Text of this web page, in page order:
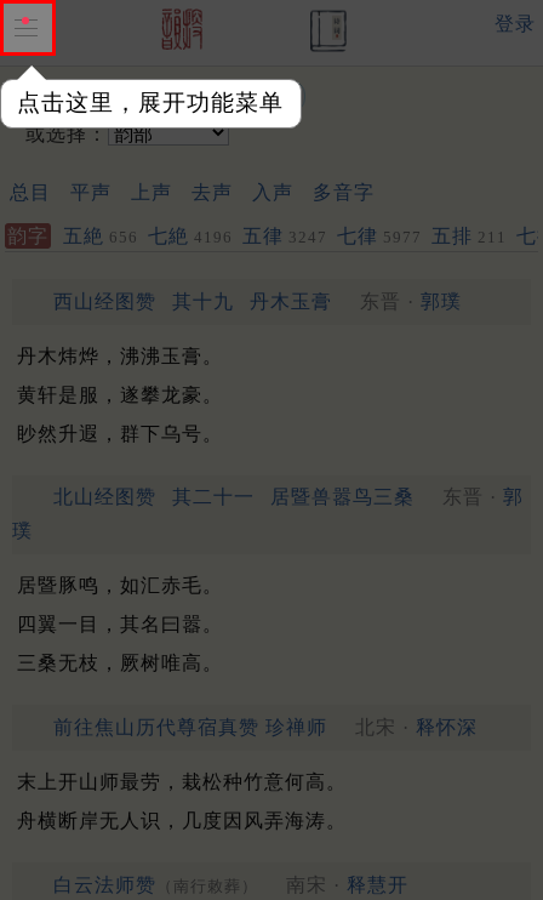
点击这里，展开功能菜单
登录
输入韵字：
或选择：
总目 平声 上声 去声 入声 多音字
韵字 五絶 656 七絶 4196 五律 3247 七律 5977 五排 211 七
西山经图赞 其十九 丹木玉膏 东晋 · 郭璞
丹木炜烨，沸沸玉膏。
黄轩是服，遂攀龙豪。
眇然升遐，群下乌号。
北山经图赞 其二十一 居暨兽嚣鸟三桑 东晋 · 郭
璞
居暨豚鸣，如汇赤毛。
四翼一目，其名曰嚣。
三桑无枝，厥树唯高。
前往焦山历代尊宿真赞 珍禅师 北宋 · 释怀深
末上开山师最劳，栽松种竹意何高。
舟横断岸无人识，几度因风弄海涛。
白云法师赞 （南行敕葬） 南宋 · 释慧开